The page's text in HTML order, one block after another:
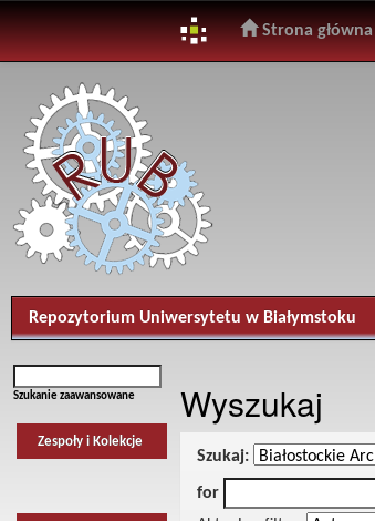
navigation
Strona główna
Repozytorium Uniwersytetu w Białymstoku
Szukanie zaawansowane
Zespoły i Kolekcje
Wyszukaj
Szukaj:
for